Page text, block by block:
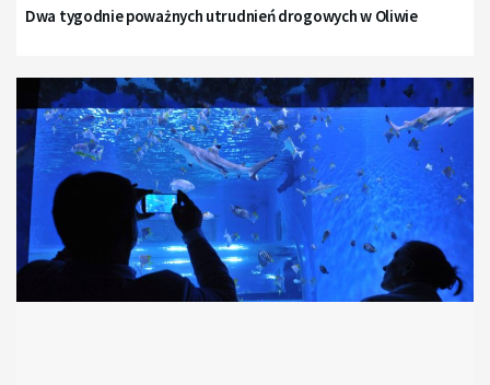
Dwa tygodnie poważnych utrudnień drogowych w Oliwie